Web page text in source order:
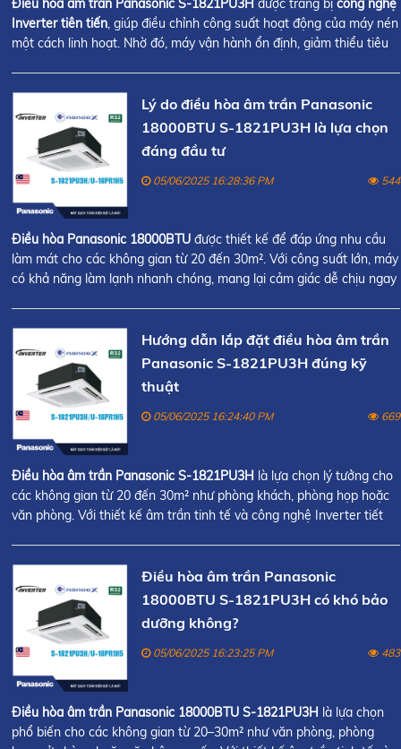
Inverter tiên tiến , giúp điều chỉnh công suất hoạt động của máy nén
một cách linh hoạt. Nhờ đó, máy vận hành ổn định, giảm thiểu tiêu
Lý do điều hòa âm trần Panasonic
18000BTU S-1821PU3H là lựa chọn
đáng đầu tư
05/06/2025 16:28:36 PM 544
Điều hòa Panasonic 18000BTU được thiết kế để đáp ứng nhu cầu
làm mát cho các không gian từ 20 đến 30m². Với công suất lớn, máy
có khả năng làm lạnh nhanh chóng, mang lại cảm giác dễ chịu ngay
Hướng dẫn lắp đặt điều hòa âm trần
Panasonic S-1821PU3H đúng kỹ
thuật
05/06/2025 16:24:40 PM 669
Điều hòa âm trần Panasonic S-1821PU3H là lựa chọn lý tưởng cho
các không gian từ 20 đến 30m² như phòng khách, phòng họp hoặc
văn phòng. Với thiết kế âm trần tinh tế và công nghệ Inverter tiết
Điều hòa âm trần Panasonic
18000BTU S-1821PU3H có khó bảo
dưỡng không?
05/06/2025 16:23:25 PM 483
Điều hòa âm trần Panasonic 18000BTU S-1821PU3H là lựa chọn
phổ biến cho các không gian từ 20–30m² như văn phòng, phòng